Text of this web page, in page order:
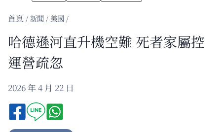
/新聞 / 美國 /
哈德遜河直升機空難 死者家屬控
運營疏忽
2026 年 4 月 22 日